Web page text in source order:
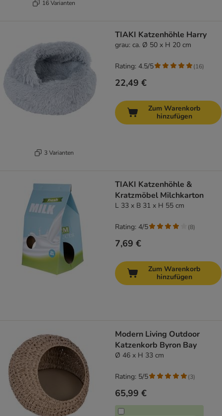
16 Varianten
3 Varianten
TIAKI Katzenhöhle Harry
grau: ca. Ø 50 x H 20 cm
22,49 €
Rating: 4.5/5 (16)
Zum Warenkorb
hinzufügen
TIAKI Katzenhöhle &
Kratzmöbel Milchkarton
L 33 x B 31 x H 55 cm
7,69 €
Rating: 4/5 (8)
Zum Warenkorb
hinzufügen
Modern Living Outdoor
Katzenkorb Byron Bay
Ø 46 x H 33 cm
65,99 €
Rating: 5/5 (3)